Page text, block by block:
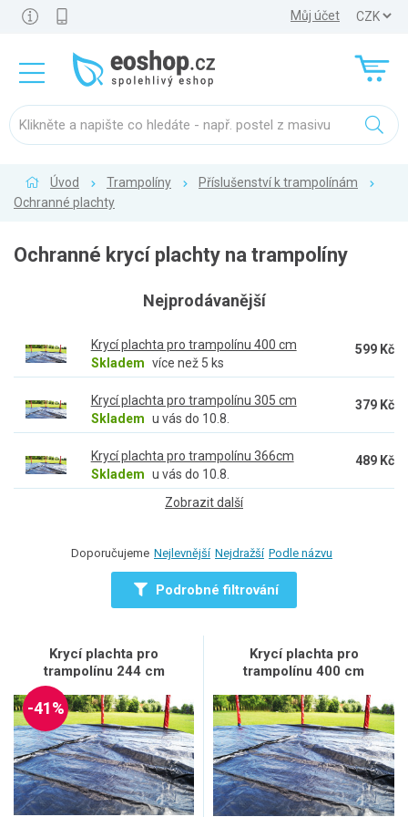
Můj účet
Úvod Trampolíny
Příslušenství k trampolínám
Ochranné plachty
Ochranné krycí plachty na trampolíny
Nejprodávanější
Krycí plachta pro trampolínu 400 cm
Skladem více než 5 ks
599 Kč
Krycí plachta pro trampolínu 305 cm
Skladem u vás do 10.8.
379 Kč
Krycí plachta pro trampolínu 366cm
Skladem u vás do 10.8.
489 Kč
Zobrazit další
Doporučujeme Nejlevnější Nejdražší Podle názvu
Podrobné filtrování
Krycí plachta pro
trampolínu 244 cm
-41%
Krycí plachta pro
trampolínu 400 cm